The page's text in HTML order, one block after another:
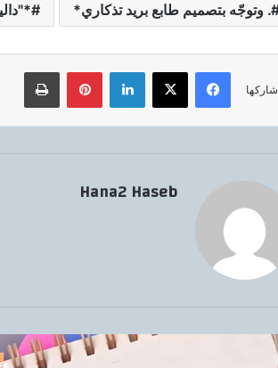
. وتوجّه بتصميم طابع بريد تذكاري*
شاركها
فيسبوك لينكدإن بينتيريست
Hana2 Haseb